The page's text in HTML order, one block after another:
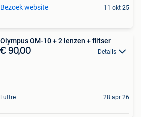
Bezoek website 11 okt 25
Olympus OM-10 + 2 lenzen + flitser
€ 90,00 Details
Luttre 28 apr 26